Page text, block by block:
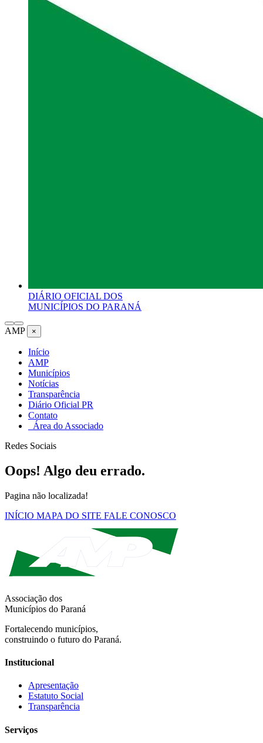
DIÁRIO OFICIAL DOS
MUNICÍPIOS DO PARANÁ
AMP ×
Início
AMP
Municípios
Notícias
Transparência
Diário Oficial PR
Contato
Área do Associado
Redes Sociais
Oops! Algo deu errado.
Pagina não localizada!
INÍCIO MAPA DO SITE FALE CONOSCO
Associação dos
Municípios do Paraná
Fortalecendo municípios,
construindo o futuro do Paraná.
Institucional
Apresentação
Estatuto Social
Transparência
Serviços